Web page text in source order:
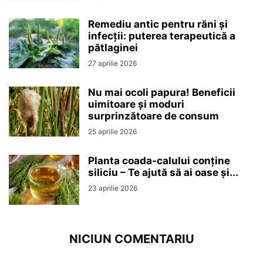
Remediu antic pentru răni și
infecții: puterea terapeutică a
pătlaginei
27 aprilie 2026
Nu mai ocoli papura! Beneficii
uimitoare și moduri
surprinzătoare de consum
25 aprilie 2026
Planta coada-calului conține
siliciu – Te ajută să ai oase și...
23 aprilie 2026
NICIUN COMENTARIU